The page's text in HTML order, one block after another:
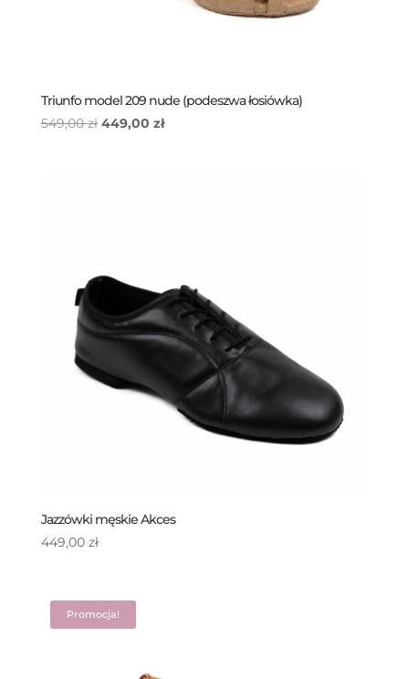
Triunfo model 209 nude (podeszwa łosiówka)
549,00zł Pierwotna
449,00 złAktualna
Jazzówki męskie Akces
449,00 zł
Promocja!